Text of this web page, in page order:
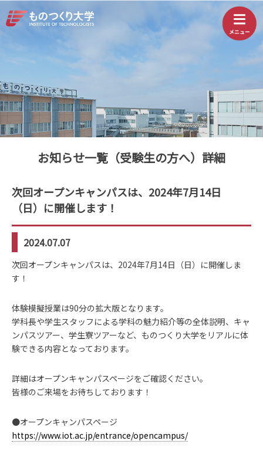
お知らせ一覧（受験生の方へ）詳細
次回オープンキャンパスは、2024年7月14日
（日）に開催します！
2024.07.07
次回オープンキャンパスは、2024年7月14日（日）に開催しま
す！
体験模擬授業は90分の拡大版となります。
学科長や学生スタッフによる学科の魅力紹介等の全体説明、キャ
ンパスツアー、学生寮ツアーなど、ものつくり大学をリアルに体
験できる内容となっております。
詳細はオープンキャンパスページをご確認ください。
皆様のご来場をお待ちしております！
●オープンキャンパスページ
https://www.iot.ac.jp/entrance/opencampus/